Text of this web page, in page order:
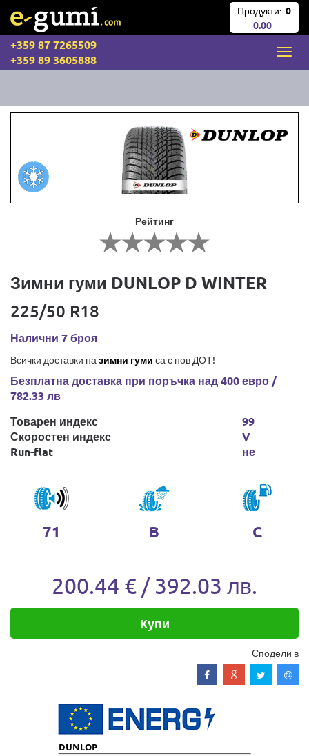
Продукти: 0
0.00
+359 87 7265509
+359 89 3605888
Рейтинг
Зимни гуми DUNLOP D WINTER
225/50 R18
Налични 7 броя
Всички доставки на зимни гуми са с нов ДОТ!
Безплатна доставка при поръчка над 400 евро /
782.33 лв
Товарен индекс
Скоростен индекс
Run-flat
99
V
не
71 B C
200.44 € / 392.03 лв.
Купи
Сподели в
DUNLOP